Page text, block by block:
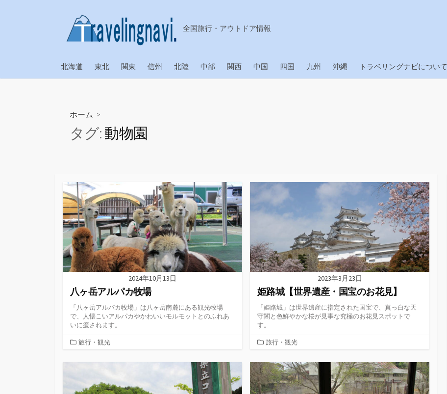
ス
全国旅行・アウトドア情報
北海道 東北 関東 信州 北陸 中部 関西 中国 四国 九州 沖縄 トラベリングナビについて
ホーム >
タグ:動物園
2024年10月13日
八ヶ岳アルパカ牧場
「八ヶ岳アルパカ牧場」は八ヶ岳南麓にある観光牧場
で、人懐こいアルパカやかわいいモルモットとのふれあ
いに癒されます。
カ
ゴ
旅行・観光
2023年3月23日
姫路城【世界遺産・国宝のお花見】
「姫路城」は世界遺産に指定された国宝で、真っ白な天
守閣と色鮮やかな桜が見事な究極のお花見スポットで
す。
カ
ゴ
リ
ー
旅行・観光